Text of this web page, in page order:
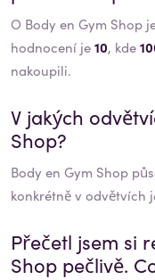
O Body en Gym Shop
hodnocení je10, kde
nakoupili.
V jakých
Shop?
Body en Gym Shop
konkrétně v odvětvích
Přečetl jsem si
Shop pečlivě.